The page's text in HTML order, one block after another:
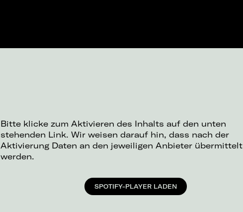
Bitte klicke zum Aktivieren des Inhalts auf den unten
stehenden Link. Wir weisen darauf hin, dass nach der
Aktivierung Daten an den jeweiligen Anbieter übermittelt
werden.
SPOTIFY-PLAYER LADEN